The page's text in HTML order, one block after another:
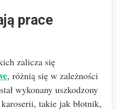
prace
zalicza się
, różnią się w zależności
wykonany uszkodzony
takie jak błotnik,